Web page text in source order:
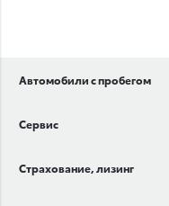
Автомобили с пробегом
Сервис
Страхование, лизинг